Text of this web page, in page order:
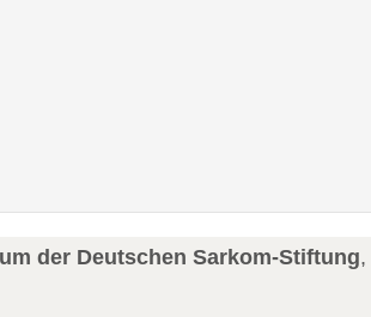
der Deutschen Sarkom-Stiftung,